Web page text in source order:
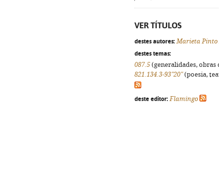
VER TÍTULOS
destes autores: Marieta Pinto
destes temas:
087.5 (generalidades,
821.134.3-93"20"(poesia,
deste editor: Flamingo